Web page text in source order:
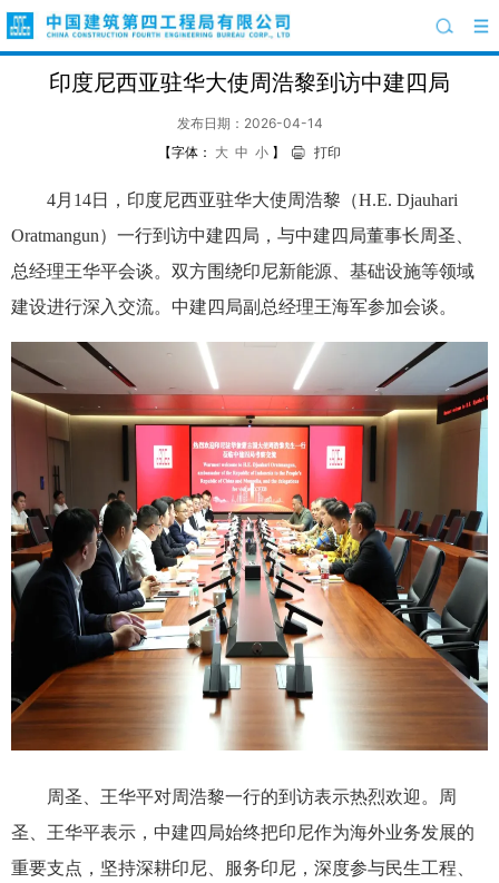
印度尼西亚驻华大使周浩黎到访中建四局
发布日期：2026-04-14
【字体： 大 中 小 】 打印
4月14日，印度尼西亚驻华大使周浩黎（H.E. Djauhari
Oratmangun）一行到访中建四局，与中建四局董事长周圣、
总经理王华平会谈。双方围绕印尼新能源、基础设施等领域
建设进行深入交流。中建四局副总经理王海军参加会谈。
周圣、王华平对周浩黎一行的到访表示热烈欢迎。周
圣、王华平表示，中建四局始终把印尼作为海外业务发展的
重要支点，坚持深耕印尼、服务印尼，深度参与民生工程、